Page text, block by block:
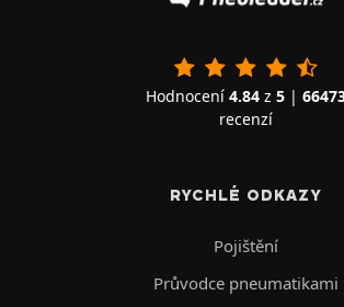
Hodnocení 4.84z 5|
recenzí
RYCHLÉ ODKAZY
Pojištění
Průvodce pneumatikami